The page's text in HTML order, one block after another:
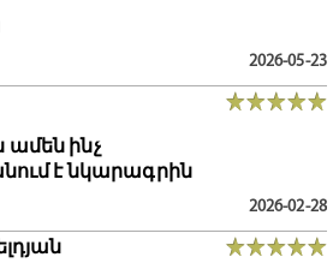
2026-05-23
ամեն ինչ
է նկարագրին
2026-02-28